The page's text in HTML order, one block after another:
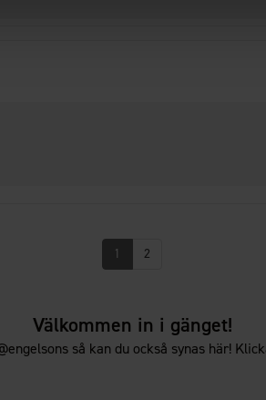
1 2
Välkommen in i gänget!
så kan du också synas här!